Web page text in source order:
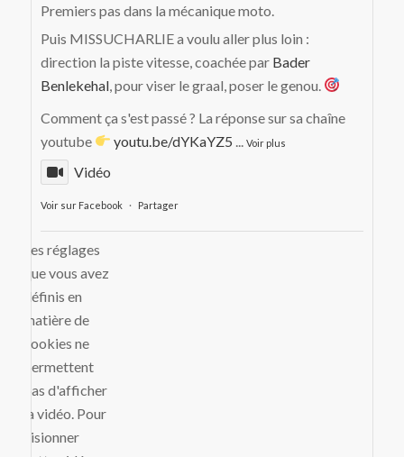
Premiers pas dans la mécanique moto.
Puis MISSUCHARLIE a voulu aller plus loin :
direction la piste vitesse, coachée par Bader
Benlekehal, pour viser le graal, poser le genou.
Comment ça s'est passé ? La réponse sur sa chaîne
youtube
youtu.be/dYKaYZ5 Voir plus
Vidéo
Voir sur Facebook · Partager